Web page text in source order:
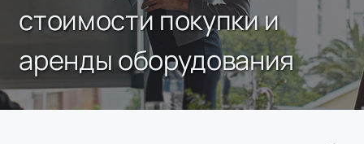
стоимости покупки и
аренды оборудования